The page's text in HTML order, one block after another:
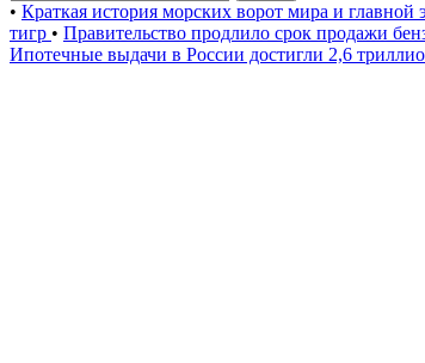
• Краткая история морских ворот мира и главной
тигр • Правительство продлило срок продажи
Ипотечные выдачи в России достигли 2,6